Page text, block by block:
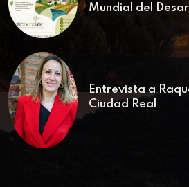
Mundial del
Entrevista a
Ciudad Real